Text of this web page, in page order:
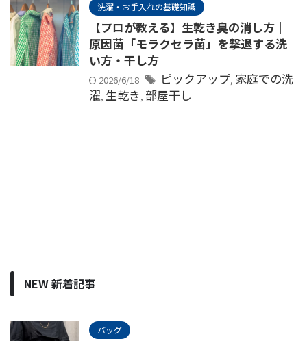
洗濯・お手入れの基礎知識
【プロが教える】生乾き臭の消し方｜
原因菌「モラクセラ菌」を撃退する洗
い方・干し方
2026/6/18 ピックアップ, 家庭での洗
濯, 生乾き, 部屋干し
NEW 新着記事
バッグ